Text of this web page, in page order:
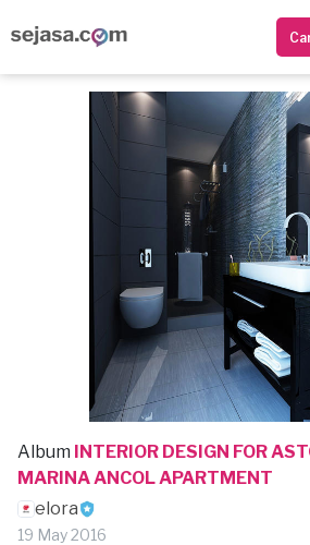
Album INTERIOR DESIGN FOR
MARINA ANCOL APARTMENT
elora
19 May 2016